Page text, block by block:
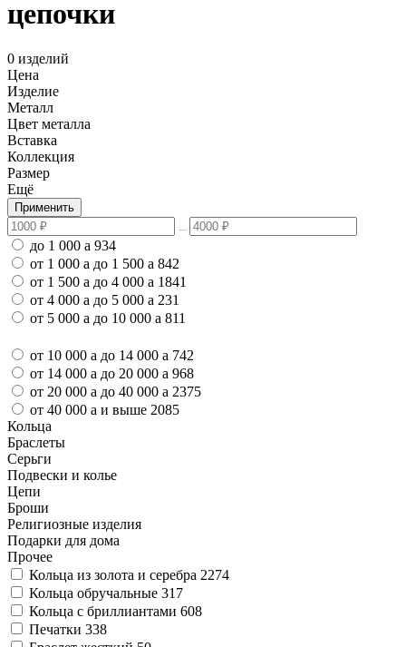
цепочки
0 изделий
Цена
Изделие
Металл
Цвет металла
Вставка
Коллекция
Размер
Ещё
Применить
до 1 000 a 934
от 1 000 a до 1 500 a 842
от 1 500 a до 4 000 a 1841
от 4 000 a до 5 000 a 231
от 5 000 a до 10 000 a 811
от 10 000 a до 14 000 a 742
от 14 000 a до 20 000 a 968
от 20 000 a до 40 000 a 2375
от 40 000 a и выше 2085
Кольца
Браслеты
Серьги
Подвески и колье
Цепи
Броши
Религиозные изделия
Подарки для дома
Прочее
Кольца из золота и серебра 2274
Кольца обручальные 317
Кольца с бриллиантами 608
Печатки 338